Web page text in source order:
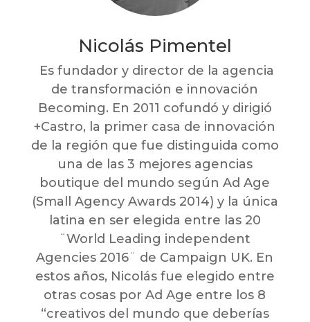
Nicolás Pimentel
Es fundador y director de la agencia
de transformación e innovación
Becoming. En 2011 cofundó y dirigió
+Castro, la primer casa de innovación
de la región que fue distinguida como
una de las 3 mejores agencias
boutique del mundo según Ad Age
(Small Agency Awards 2014) y la única
latina en ser elegida entre las 20
¨World Leading independent
Agencies 2016¨ de Campaign UK. En
estos años, Nicolás fue elegido entre
otras cosas por Ad Age entre los 8
“creativos del mundo que deberías